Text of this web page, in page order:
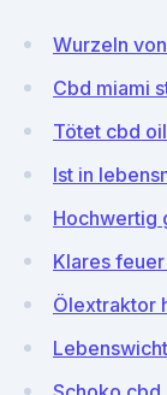
Wurzeln
Cbd miami
Tötet cbd
Ist in
Hochwertig
Klares
Ölextraktor